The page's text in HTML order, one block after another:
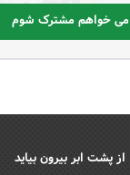
می خواهم مشترک شوم
از پشت ابر بیرون بیاید